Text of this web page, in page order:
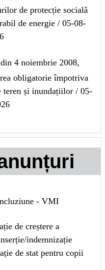
de protecție socială
de energie / 05-08-
4 noiembrie 2008,
obligatorie împotriva
teren și inundațiilor / 05-
- VMI
de creștere a
indemnizație
de stat pentru copii